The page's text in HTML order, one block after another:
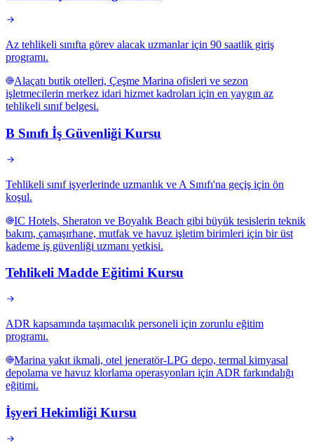
Az tehlikeli sınıfta görev alacak uzmanlar için 90 saatlik giriş
programı.
Alaçatı butik otelleri, Çeşme Marina ofisleri ve sezon
işletmecilerin merkez idari hizmet kadroları için en yaygın az
tehlikeli sınıf belgesi.
B Sınıfı İş Güvenliği Kursu
Tehlikeli sınıf işyerlerinde uzmanlık ve A Sınıfı'na geçiş için ön
koşul.
IC Hotels, Sheraton ve Boyalık Beach gibi büyük tesislerin teknik
bakım, çamaşırhane, mutfak ve havuz işletim birimleri için bir üst
kademe iş güvenliği uzmanı yetkisi.
Tehlikeli Madde Eğitimi Kursu
ADR kapsamında taşımacılık personeli için zorunlu eğitim
programı.
Marina yakıt ikmali, otel jeneratör-LPG depo, termal kimyasal
depolama ve havuz klorlama operasyonları için ADR farkındalığı
eğitimi.
İşyeri Hekimliği Kursu